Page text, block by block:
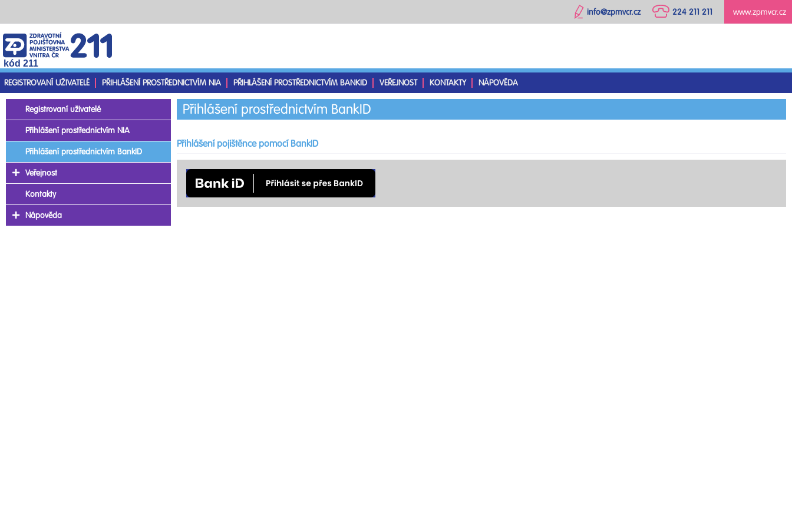
www.zpmvcr.cz
224 211 211
info@zpmvcr.cz
kód 211
REGISTROVANÍ UŽIVATELÉ
PŘIHLÁŠENÍ PROSTŘEDNICTVÍM NIA PŘIHLÁŠENÍ PROSTŘEDNICTVÍM BANKID VEŘEJNOST KONTAKTY NÁPOVĚDA
Přihlášení prostřednictvím BankID
Přihlášení pojištěnce pomocí BankID
Registrovaní uživatelé
Přihlášení prostřednictvím NIA
Přihlášení prostřednictvím BankID
Veřejnost
Kontakty
Nápověda